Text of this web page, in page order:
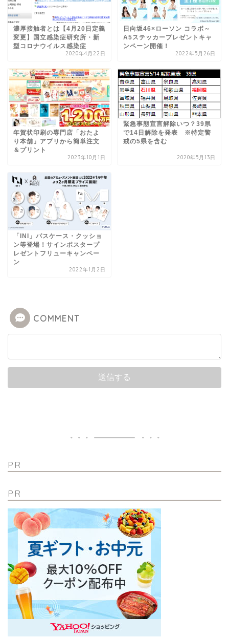
濃厚接触者とは【4月20日定義
変更】国立感染症研究所・新
型コロナウイルス感染症
2020年4月22日
日向坂46×ローソン コラボ～
A5ステッカープレゼントキャ
ンペーン開催！
2022年5月26日
年賀状印刷の専門店「おたよ
り本舗」アプリから簡単注文
＆プリント
2023年10月1日
緊急事態宣言解除いつ？39県
で14日解除を発表 ※特定警
戒の5県を含む
2020年5月13日
「INI」パスケース・クッショ
ン等登場！サインポスタープ
レゼントフリューキャンペー
ン
2022年1月2日
COMMENT
PR
PR